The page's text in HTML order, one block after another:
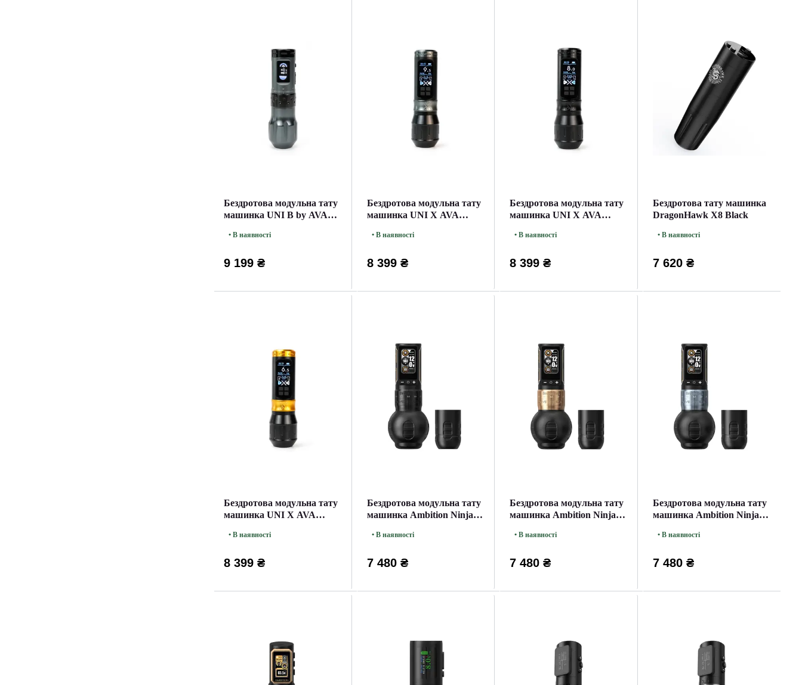
Бездротова модульна тату
машинка UNI B by AVA
• В наявності
9 199 ₴
Бездротова модульна тату
машинка UNI X AVA
• В наявності
8 399 ₴
Бездротова модульна тату
машинка UNI X AVA
• В наявності
8 399 ₴
Бездротова тату машинка
DragonHawk X8 Black
• В наявності
7 620 ₴
Бездротова модульна тату
машинка UNI X AVA
• В наявності
8 399 ₴
Бездротова модульна тату
машинка Ambition Ninja
• В наявності
7 480 ₴
Бездротова модульна тату
машинка Ambition Ninja
• В наявності
7 480 ₴
Бездротова модульна тату
машинка Ambition Ninja
• В наявності
7 480 ₴